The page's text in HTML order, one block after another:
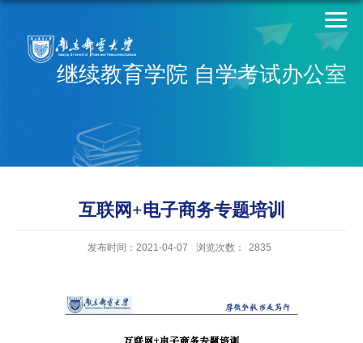
继续教育学院 自学考试办公室
互联网+电子商务专题培训
发布时间：2021-04-07 浏览次数： 2835